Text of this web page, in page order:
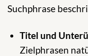
Suchphrase
Titel und
Zielphrasen